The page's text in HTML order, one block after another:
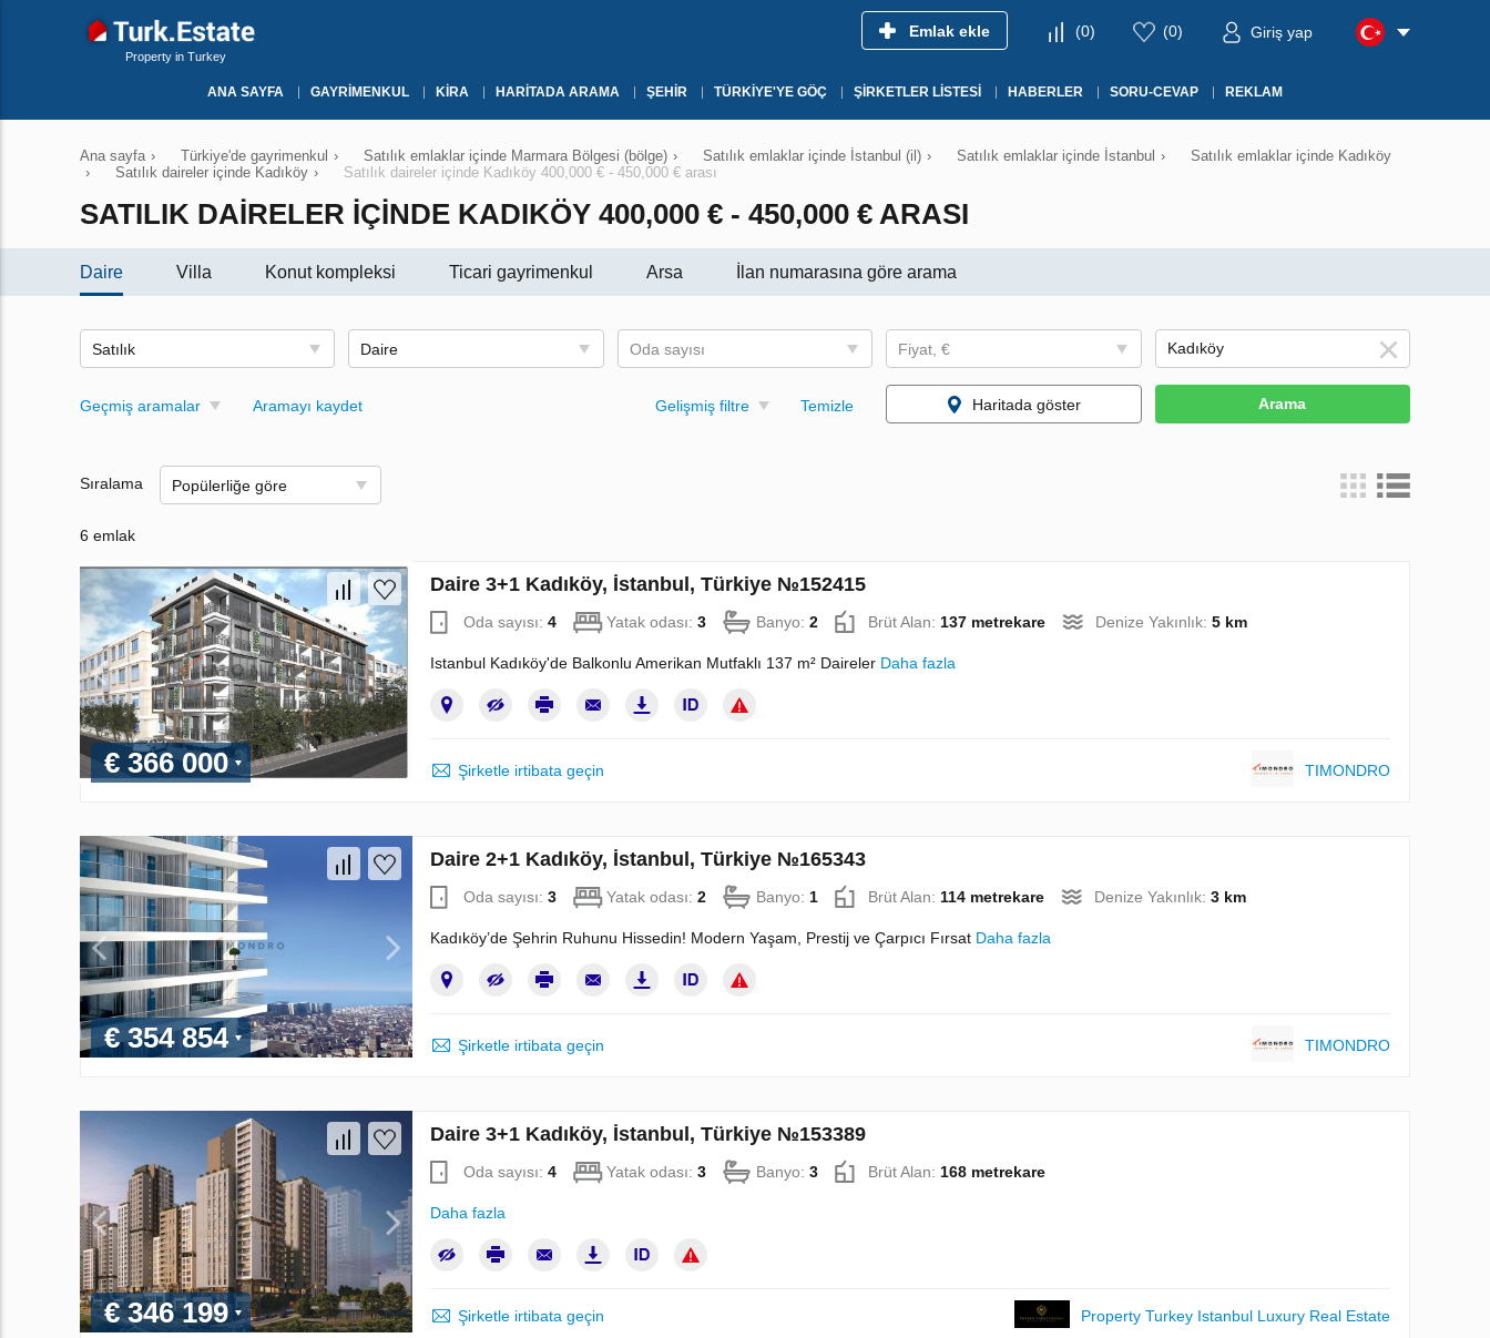
Property in Turkey
Emlak ekle (0) (0) Giriş yap
ANA SAYFA GAYRIMENKUL KIRA HARITADA ARAMA ŞEHIR TÜRKIYE'YE GÖÇ ŞIRKETLER LISTESI HABERLER SORU-CEVAP REKLAM
Ana sayfa › Türkiye'de gayrimenkul › Satılık emlaklar içinde Marmara Bölgesi (bölge) › Satılık emlaklar içinde İstanbul (il) › Satılık emlaklar içinde İstanbul ›
Satılık emlaklar içinde Kadıköy
›
Satılık daireler içinde Kadıköy › Satılık daireler içinde Kadıköy 400,000 € - 450,000 € arası
SATILIK DAIRELER IÇINDE KADIKÖY 400,000 € - 450,000 € ARASI
Daire Villa Konut kompleksi Ticari gayrimenkul Arsa İlan numarasına göre arama
Satılık Daire Oda sayısı Fiyat, €
Geçmiş aramalar Aramayı kaydet Gelişmiş filtre Temizle Haritada göster Arama
Sıralama Popülerliğe göre
6 emlak
€ 366 000
Daire 3+1 Kadıköy, İstanbul, Türkiye №152415
Oda sayısı: 4 Yatak odası: 3 Banyo: 2 Brüt Alan: 137 metrekare Denize Yakınlık: 5 km
Istanbul Kadıköy'de Balkonlu Amerikan Mutfaklı 137 m² Daireler Daha fazla
Şirketle irtibata geçin TIMONDRO
€ 354 854
Daire 2+1 Kadıköy, İstanbul, Türkiye №165343
Oda sayısı: 3 Yatak odası: 2 Banyo: 1 Brüt Alan: 114 metrekare Denize Yakınlık: 3 km
Kadıköy’de Şehrin Ruhunu Hissedin! Modern Yaşam, Prestij ve Çarpıcı Fırsat Daha fazla
Şirketle irtibata geçin TIMONDRO
€ 346 199
Daire 3+1 Kadıköy, İstanbul, Türkiye №153389
Oda sayısı: 4 Yatak odası: 3 Banyo: 3 Brüt Alan: 168 metrekare
Daha fazla
Şirketle irtibata geçin Property Turkey Istanbul Luxury Real Estate